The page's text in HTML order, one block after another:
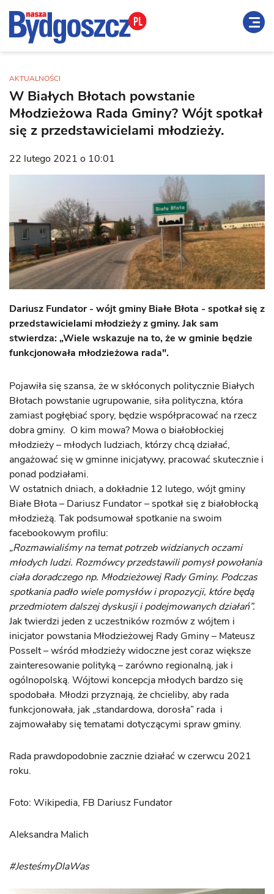
AKTUALNOŚCI
W Białych Błotach powstanie
Młodzieżowa Rada Gminy? Wójt spotkał
się z przedstawicielami młodzieży.
22 lutego 2021 o 10:01
Dariusz Fundator - wójt gminy Białe Błota - spotkał się z
przedstawicielami młodzieży z gminy. Jak sam
stwierdza: „Wiele wskazuje na to, że w gminie będzie
funkcjonowała młodzieżowa rada".
Pojawiła się szansa, że w skłóconych politycznie Białych
Błotach powstanie ugrupowanie, siła polityczna, która
zamiast pogłębiać spory, będzie współpracować na rzecz
dobra gminy. O kim mowa? Mowa o białobłockiej
młodzieży – młodych ludziach, którzy chcą działać,
angażować się w gminne inicjatywy, pracować skutecznie i
ponad podziałami.
W ostatnich dniach, a dokładnie 12 lutego, wójt gminy
Białe Błota – Dariusz Fundator – spotkał się z białobłocką
młodzieżą. Tak podsumował spotkanie na swoim
facebookowym profilu:
„Rozmawialiśmy na temat potrzeb widzianych oczami
młodych ludzi. Rozmówcy przedstawili pomysł powołania
ciała doradczego np. Młodzieżowej Rady Gminy. Podczas
spotkania padło wiele pomysłów i propozycji, które będą
przedmiotem dalszej dyskusji i podejmowanych działań”.
Jak twierdzi jeden z uczestników rozmów z wójtem i
inicjator powstania Młodzieżowej Rady Gminy – Mateusz
Posselt – wśród młodzieży widoczne jest coraz większe
zainteresowanie polityką – zarówno regionalną, jak i
ogólnopolską. Wójtowi koncepcja młodych bardzo się
spodobała. Młodzi przyznają, że chcieliby, aby rada
funkcjonowała, jak „standardowa, dorosła” rada i
zajmowałaby się tematami dotyczącymi spraw gminy.
Rada prawdopodobnie zacznie działać w czerwcu 2021
roku.
Foto: Wikipedia, FB Dariusz Fundator
Aleksandra Malich
#JesteśmyDlaWas